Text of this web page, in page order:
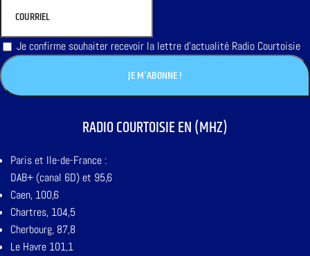
Je confirme souhaiter recevoir la lettre d'actualité Radio Courtoisie
RADIO COURTOISIE EN (MHZ)
Paris et Ile-de-France :
DAB+ (canal 6D) et 95,6
Caen, 100,6
Chartres, 104,5
Cherbourg, 87,8
Le Havre 101,1